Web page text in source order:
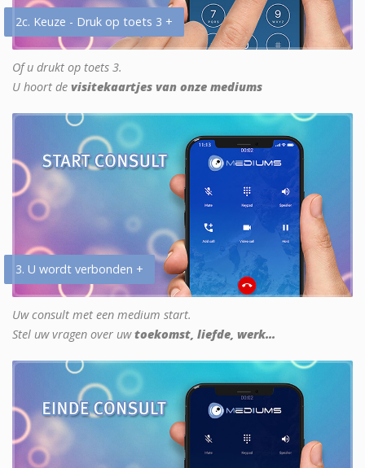
2c. Keuze - Druk op toets 3 +
Of u drukt op toets 3.
U hoort de visitekaartjes van onze mediums
3. U wordt verbonden +
Uw consult met een medium start.
Stel uw vragen over uwtoekomst, liefde, werk...